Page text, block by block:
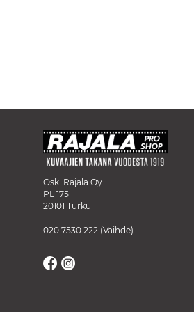
Osk. Rajala Oy
PL 175
20101 Turku
020 7530 222 (Vaihde)